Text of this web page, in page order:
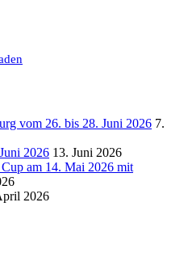
vom 26. bis 28. Juni 2026 7.
2026 13. Juni 2026
am 14. Mai 2026 mit
2026